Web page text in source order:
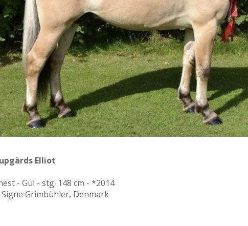
Elliot
- Gul - stg. 148 cm - *2014
Signe Grimbühler, Denmark